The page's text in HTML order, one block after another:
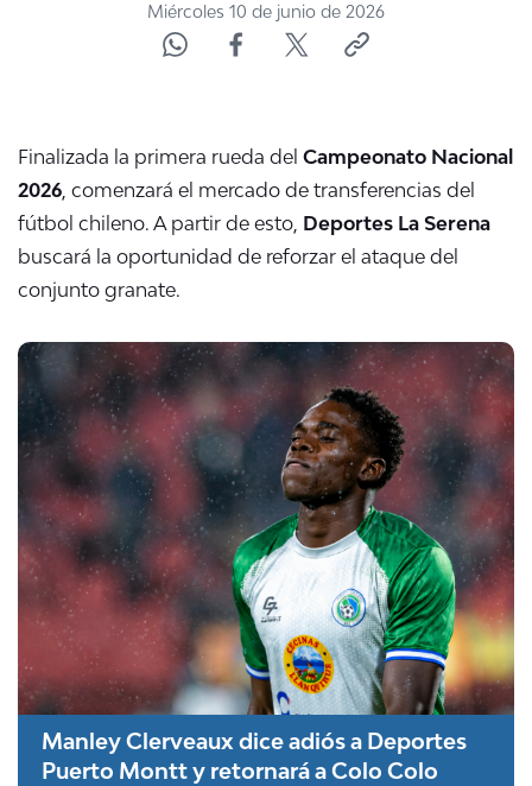
Miércoles 10 de junio de 2026
Finalizada la primera rueda del Campeonato Nacional
2026, comenzará el mercado de transferencias del
fútbol chileno. A partir de esto, Deportes La Serena
buscará la oportunidad de reforzar el ataque del
conjunto granate.
Manley Clerveaux dice adiós a Deportes
Puerto Montt y retornará a Colo Colo